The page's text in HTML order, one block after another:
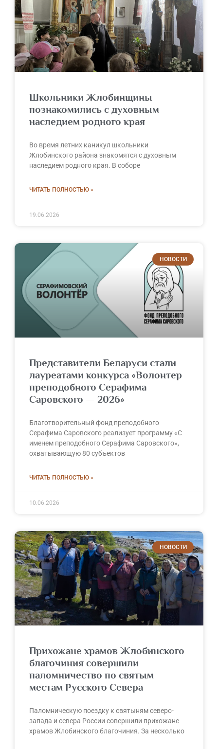
Школьники Жлобинщины
познакомились с духовным
наследием родного края
Во время летних каникул школьники
Жлобинского района знакомятся с духовным
наследием родного края. В соборе
ЧИТАТЬ ПОЛНОСТЬЮ »
19.06.2026
НОВОСТИ
Представители Беларуси стали
лауреатами конкурса «Волонтер
преподобного Серафима
Саровского — 2026»
Благотворительный фонд преподобного
Серафима Саровского реализует программу «С
именем преподобного Серафима Саровского»,
охватывающую 80 субъектов
ЧИТАТЬ ПОЛНОСТЬЮ »
10.06.2026
НОВОСТИ
Прихожане храмов Жлобинского
благочиния совершили
паломничество по святым
местам Русского Севера
Паломническую поездку к святыням северо-
запада и севера России совершили прихожане
храмов Жлобинского благочиния. За несколько